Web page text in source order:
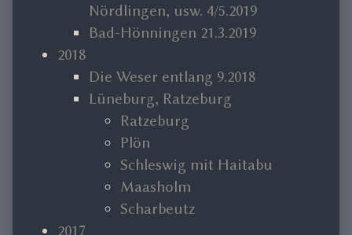
Nördlingen, usw. 4/5.2019
Bad-Hönningen 21.3.2019
2018
Die Weser entlang 9.2018
Lüneburg, Ratzeburg
Ratzeburg
Plön
Schleswig mit Haitabu
Maasholm
Scharbeutz
2017